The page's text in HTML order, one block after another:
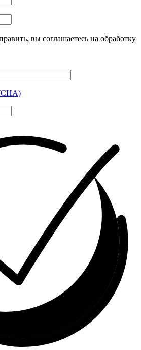
вы соглашаетесь на обработку